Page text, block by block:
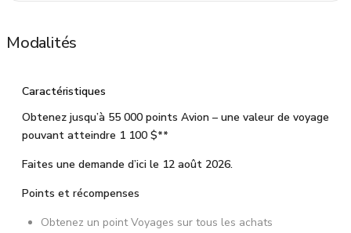
Modalités
Caractéristiques
Obtenez jusqu’à 55 000 points Avion – une valeur de voyage
pouvant atteindre 1 100 $**
Faites une demande d’ici le 12 août 2026.
Points et récompenses
Obtenez un point Voyages sur tous les achats